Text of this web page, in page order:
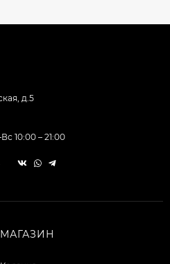
д.5
10:00 – 21:00
МАГАЗИН